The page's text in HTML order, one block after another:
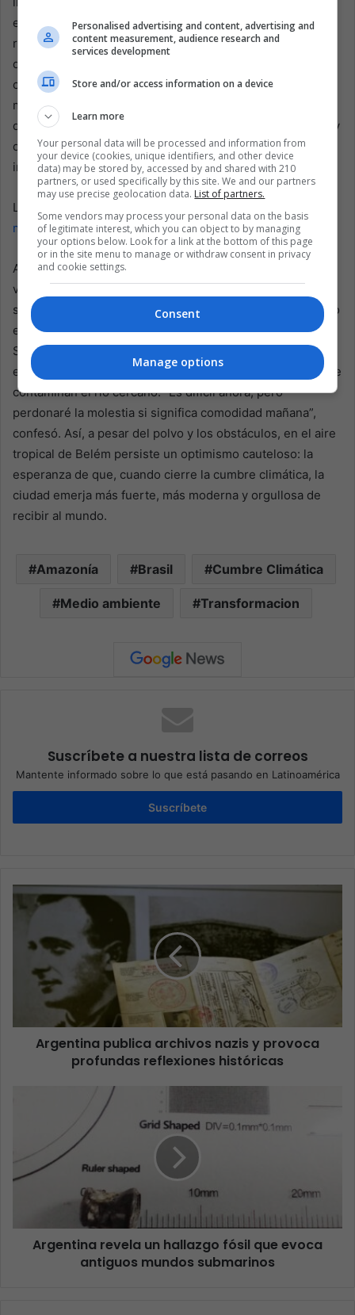
es común. Estas cuestiones ilustran las dificultades de la
región. Un activista ambiental afirmó: “Queremos
demostrarle a la comunidad internacional que somos
capaces de liderar acciones climáticas. Deseamos
medidas rápidas para desarrollar las zonas locales”. La
duda persiste: ¿este apuro dejará una impresión positiva y
duradera o se desvanecerá tras la partida de los
influyentes?
Lea Tambien:
militares a pesar de las tensiones
Antes de noviembre, las aceras de Belém podrían seguir
vibrando por los taladros, y los vendedores, cambiando
sus puestos de lugar. Para personas como Costa, el futuro
es prometedor si la ciudad experimenta un cambio real.
Sueña con el fin de las emergencias sépticas y la
eliminación de aguas residuales parcialmente tratadas que
contaminan el río cercano. “Es difícil ahora, pero
perdonaré la molestia si significa comodidad mañana”,
confesó. Así, a pesar del polvo y los obstáculos, en el aire
tropical de Belém persiste un optimismo cauteloso: la
esperanza de que, cuando cierre la cumbre climática, la
ciudad emerja más fuerte, más moderna y orgullosa de
recibir al mundo.
Amazonía Brasil Cumbre Climática
Medio ambiente Transformacion
Suscríbete a nuestra lista de correos
Mantente informado sobre lo que está pasando en Latinoamérica
Suscríbete
Argentina publica archivos nazis y provoca
profundas reflexiones históricas
Argentina revela un hallazgo fósil que evoca
antiguos mundos submarinos
Personalised advertising and content, advertising and
content measurement, audience research and
services development
Store and/or access information on a device
Learn more
Your personal data will be processed and information from
your device (cookies, unique identifiers, and other device
data) may be stored by, accessed by and shared with 210
partners, or used specifically by this site. We and our partners
may use precise geolocation data. List of partners.
Some vendors may process your personal data on the basis
of legitimate interest, which you can object to by managing
your options below. Look for a link at the bottom of this page
or in the site menu to manage or withdraw consent in privacy
and cookie settings.
Consent
Manage options